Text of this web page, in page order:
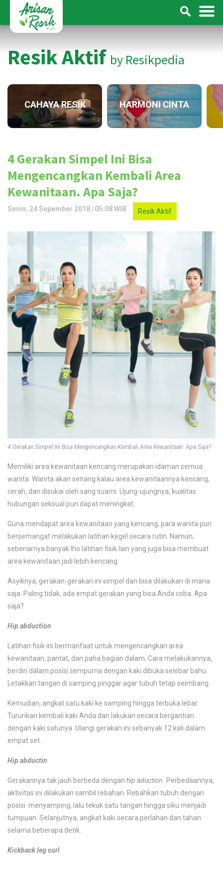
Resik Aktif by Resikpedia
CAHAYA RESIK HARMONI CINTA
4 Gerakan Simpel Ini Bisa
Mengencangkan Kembali Area
Kewanitaan. Apa Saja?
Senin, 24 Sepember 2018 | 05:08 WIB Resik Aktif
4 Gerakan Simpel Ini Bisa Mengencangkan Kembali Area Kewanitaan. Apa Saja?
Memiliki area kewanitaan kencang merupakan idaman semua
wanita. Wanita akan senang kalau area kewanitaannya kencang,
cerah, dan disukai oleh sang suami. Ujung-ujungnya, kualitas
hubungan seksual pun dapat meningkat.
Guna mendapat area kewanitaan yang kencang, para wanita pun
bersemangat melakukan latihan kegel secara rutin. Namun,
sebenarnya banyak lho latihan fisik lain yang juga bisa membuat
area kewanitaan jadi lebih kencang.
Asyiknya, gerakan-gerakan ini simpel dan bisa dilakukan di mana
saja. Paling tidak, ada empat gerakan yang bisa Anda coba. Apa
saja?
Hip abduction
Latihan fisik ini bermanfaat untuk mengencangkan area
kewanitaan, pantat, dan paha bagian dalam. Cara melakukannya,
berdiri dalam posisi sempurna dengan kaki dibuka selebar bahu.
Letakkan tangan di samping pinggar agar tubuh tetap seimbang.
Kemudian, angkat satu kaki ke samping hingga terbuka lebar.
Turunkan kembali kaki Anda dan lakukan secara bergantian
dengan kaki satunya. Ulangi gerakan ini sebanyak 12 kali dalam
empat set.
Hip abductin
Gerakannya tak jauh berbeda dengan hip aduction.
Perbedaannya,
aktivitas ini dilakukan sambil rebahan. Rebahkan tubuh dengan
posisi menyamping, lalu tekuk satu tangan hingga siku menjadi
tumpuan. Selanjutnya, angkat kaki secara perlahan dan tahan
selama beberapa detik.
Kickback leg curl